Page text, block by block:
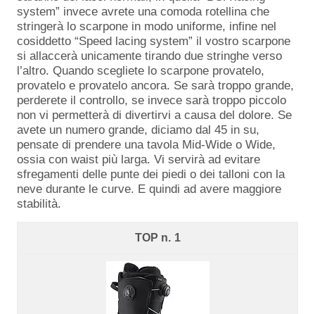
system” invece avrete una comoda rotellina che
stringerà lo scarpone in modo uniforme, infine nel
cosiddetto “Speed lacing system” il vostro scarpone
si allaccerà unicamente tirando due stringhe verso
l’altro. Quando scegliete lo scarpone provatelo,
provatelo e provatelo ancora. Se sarà troppo grande,
perderete il controllo, se invece sarà troppo piccolo
non vi permetterà di divertirvi a causa del dolore. Se
avete un numero grande, diciamo dal 45 in su,
pensate di prendere una tavola Mid-Wide o Wide,
ossia con waist più larga. Vi servirà ad evitare
sfregamenti delle punte dei piedi o dei talloni con la
neve durante le curve. E quindi ad avere maggiore
stabilità.
1